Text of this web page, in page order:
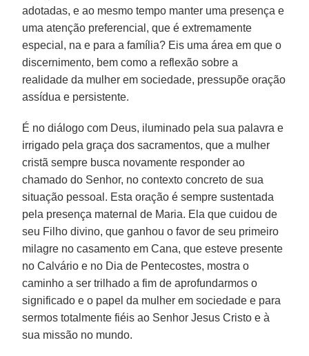
adotadas, e ao mesmo tempo manter uma presença e
uma atenção preferencial, que é extremamente
especial, na e para a família? Eis uma área em que o
discernimento, bem como a reflexão sobre a
realidade da mulher em sociedade, pressupõe oração
assídua e persistente.
É no diálogo com Deus, iluminado pela sua palavra e
irrigado pela graça dos sacramentos, que a mulher
cristã sempre busca novamente responder ao
chamado do Senhor, no contexto concreto de sua
situação pessoal. Esta oração é sempre sustentada
pela presença maternal de Maria. Ela que cuidou de
seu Filho divino, que ganhou o favor de seu primeiro
milagre no casamento em Cana, que esteve presente
no Calvário e no Dia de Pentecostes, mostra o
caminho a ser trilhado a fim de aprofundarmos o
significado e o papel da mulher em sociedade e para
sermos totalmente fiéis ao Senhor Jesus Cristo e à
sua missão no mundo.